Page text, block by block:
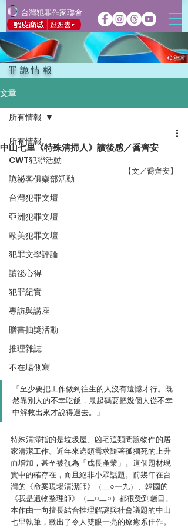
台灣犯罪作家聯會
罪詭情報
文章
所有情報
CWT犯聯活動
詭祕客俱樂部活動
台灣犯罪文壇
亞洲犯罪文壇
歐美犯罪文壇
犯罪文學評論
讀後心得
犯罪紀實
專訪與講座
贈書抽獎活動
推理雜誌
不在場側寫
所有情報
中山七里《特殊清掃人》讀後感／喬齊安
【文／喬齊安】
「至少要把工作做到往生的人沒有遺憾才行。既
然靠別人的不幸吃飯，最起碼要把幾個人從不幸
中解救出來才說得過去。」
特殊清掃指的是垃圾屋、凶宅這類問題物件的居
家清潔工作。近年來這類需求隨著孤獨死的上升
而增加，甚至被視為「成長產業」。這個題材現
實中的確存在，而且絕非小眾話題。前幾年在台
灣的《命案現場清潔師》（二○一九）、韓國的
《我是遺物整理師》（二○二○）都很受到矚目。
本作由一向擅長結合推理解謎與社會議題的中山
七里執筆，繳出了令人雙眼一亮的療癒系佳作。